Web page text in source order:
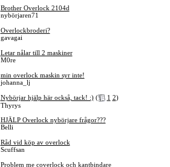
Brother Overlock 2104d
nybörjaren71
Overlockbroderi?
gavagai
Letar nålar till 2 maskiner
M0re
min overlock maskin syr inte!
johanna_lj
Nybörjar hjälp här också, tack! :) ( 1 2)
Thyrys
HJÄLP Overlock nybörjare frågor???
Belli
Råd vid köp av overlock
Scuffsan
Problem me coverlock och kantbindare